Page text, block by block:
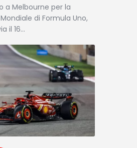
a Melbourne per la
di Formula Uno,
il 16…